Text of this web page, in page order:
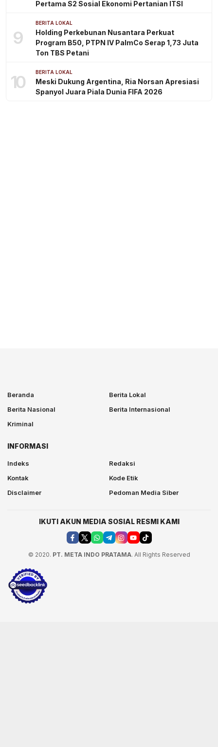
Pertama S2 Sosial Ekonomi Pertanian ITSI
9
BERITA LOKAL
Holding Perkebunan Nusantara Perkuat
Program B50, PTPN IV PalmCo Serap 1,73 Juta
Ton TBS Petani
10 BERITA LOKAL
Meski Dukung Argentina, Ria Norsan Apresiasi
Spanyol Juara Piala Dunia FIFA 2026
Beranda
Berita Lokal
Berita Nasional
Berita Internasional
Kriminal
INFORMASI
Indeks
Redaksi
Kontak
Kode Etik
Disclaimer
Pedoman Media Siber
IKUTI AKUN MEDIA SOSIAL RESMI KAMI
© 2020. PT. META INDO PRATAMA. All Rights Reserved